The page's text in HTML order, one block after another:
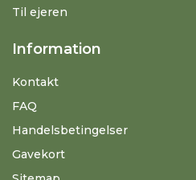
Til ejeren
Information
Kontakt
FAQ
Handelsbetingelser
Gavekort